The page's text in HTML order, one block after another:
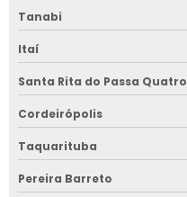
Tanabi
Itaí
Santa Rita do Passa Quatro
Cordeirópolis
Taquarituba
Pereira Barreto